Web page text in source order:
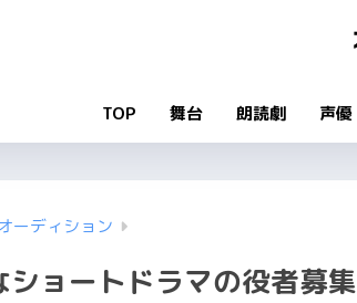
TOP 舞台 朗読劇 声優
ーディション
ショートドラマの役者募集